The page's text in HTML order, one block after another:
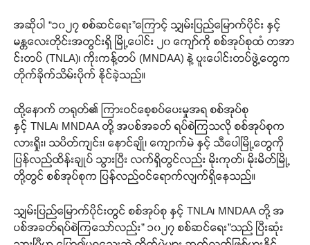
အဆိုပါ “၁၀၂၇ စစ်ဆင်ရေး”ကြောင့် သျှမ်းပြည်မြောက်ပိုင်း နှင့်
မန္တလေးတိုင်းအတွင်းရှိ မြို့ပေါင်း ၂၀ ကျော်ကို စစ်အုပ်စုထံ တအာ
င်းတပ် (TNLA)၊ ကိုးကန့်တပ် (MNDAA) နဲ့ ပူးပေါင်းတပ်ဖွဲ့တွေက
တိုက်ခိုက်သိမ်းပိုက် နိုင်ခဲ့သည်။
ထို့နောက် တရုတ်၏ ကြားဝင်စေ့စပ်ပေးမှုအရ စစ်အုပ်စု
နှင့် TNLA၊ MNDAA တို့ အပစ်အခတ် ရပ်စဲကြသလို စစ်အုပ်စုက
လားရှိုး၊ သပိတ်ကျင်း၊ နောင်ချို၊ ကျောက်မဲ နှင့် သီပေါမြို့တွေကို
ပြန်လည်ထိန်းချုပ် သွားပြီး လက်ရှိတွင်လည်း မိုးကုတ်၊ မိုးမိတ်မြို့
တို့တွင် စစ်အုပ်စုက ပြန်လည်ဝင်ရောက်လျက်ရှိနေသည်။
သျှမ်းပြည်မြောက်ပိုင်းတွင် စစ်အုပ်စု နှင့် TNLA၊ MNDAA တို့ အ
ပစ်အခတ်ရပ်စဲကြသော်လည်း” ၁၀၂၇ စစ်ဆင်ရေး”သည် ပြီးဆုံး